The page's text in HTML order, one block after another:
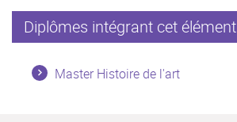
Diplômes intégrant cet élément
Master Histoire de l'art